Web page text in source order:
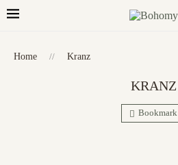
Home // Kranz
KRANZ
Bookmark